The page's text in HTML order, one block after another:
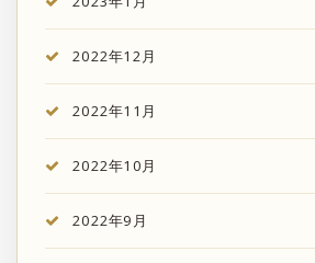
2022年12月
2022年11月
2022年10月
2022年9月